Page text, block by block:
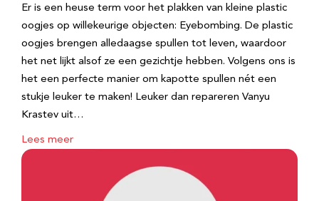
Er is een heuse term voor het plakken van kleine plastic
oogjes op willekeurige objecten: Eyebombing. De plastic
oogjes brengen alledaagse spullen tot leven, waardoor
het net lijkt alsof ze een gezichtje hebben. Volgens ons is
het een perfecte manier om kapotte spullen nét een
stukje leuker te maken! Leuker dan repareren Vanyu
Krastev uit…
Lees meer